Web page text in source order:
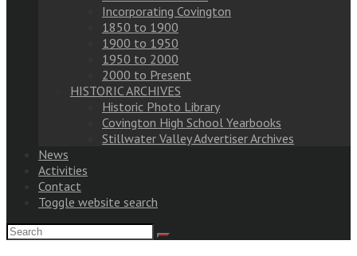
Incorporating Covington
1850 to 1900
1900 to 1950
1950 to 2000
2000 to Present
HISTORIC ARCHIVES
Historic Photo Library
Covington High School Yearbooks
Stillwater Valley Advertiser Archives
News
Activities
Contact
Toggle website search